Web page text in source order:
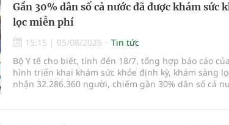
Gần 30% dân số cả nước đã được khám sức
lọc miễn phí
15:15 | 05/08/2026
Tin tức
Bộ Y tế cho biết, tính đến 18/7, tổng hợp báo cáo
hình triển khai khám sức khỏe định kỳ, khám sàng
nhận 32.286.360 người, chiếm gần 30% dân số cả